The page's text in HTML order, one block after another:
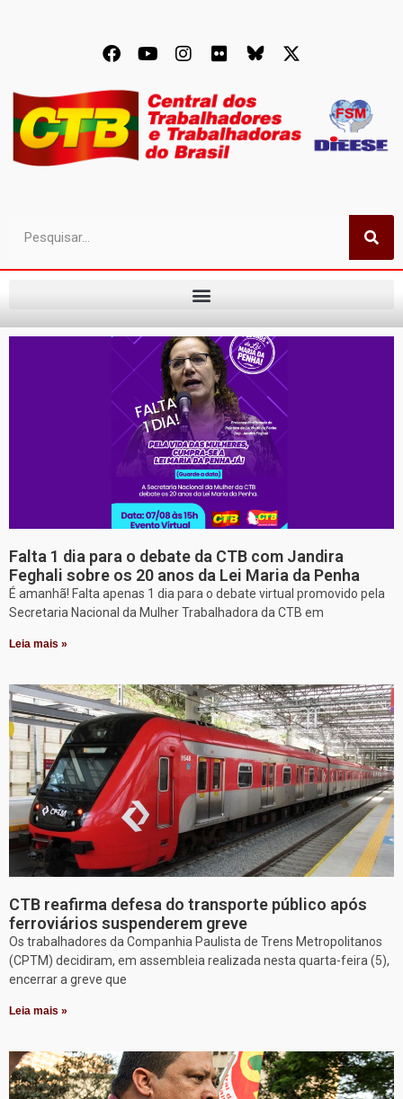
Falta 1 dia para o debate da CTB com Jandira
Feghali sobre os 20 anos da Lei Maria da Penha
É amanhã! Falta apenas 1 dia para o debate virtual promovido pela
Secretaria Nacional da Mulher Trabalhadora da CTB em
Leia mais »
CTB reafirma defesa do transporte público após
ferroviários suspenderem greve
Os trabalhadores da Companhia Paulista de Trens Metropolitanos
(CPTM) decidiram, em assembleia realizada nesta quarta-feira (5),
encerrar a greve que
Leia mais »